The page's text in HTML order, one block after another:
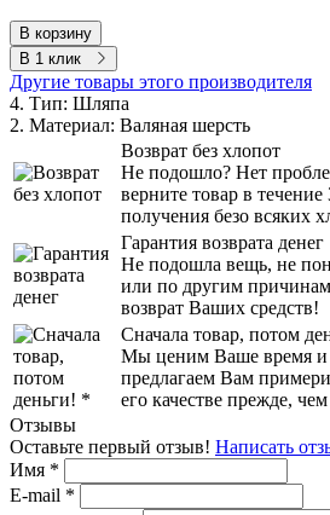
В корзину
В 1 клик
Другие товары этого производителя
4. Тип: Шляпа
2. Материал: Валяная шерсть
Возврат без хлопот
Не подошло? Нет
верните товар в
получения безо всяких
Гарантия возврата денег
Не подошла вещь, не
или по другим
возврат Ваших средств!
Сначала товар, потом
Мы ценим Ваше время и
предлагаем Вам
его качестве прежде,
Отзывы
Оставьте первый отзыв! Написать
Имя *
E-mail *